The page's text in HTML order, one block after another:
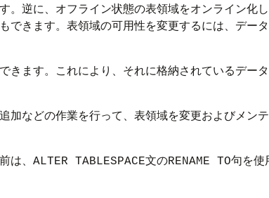
。逆に、オフライン状態の表領域をオンライン化
できます。表領域の可用性を変更するには、デー
きます。これにより、それに格納されているデータ
加などの作業を行って、表領域を変更およびメンテ
は、 ALTER TABLESPACE文のRENAME TO句を使